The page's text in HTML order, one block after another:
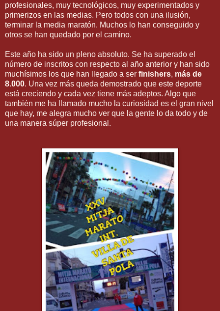
profesionales, muy tecnológicos, muy experimentados y
primerizos en las medias. Pero todos con una ilusión,
terminar la media maratón. Muchos lo han conseguido y
otros se han quedado por el camino.
Este año ha sido un pleno absoluto. Se ha superado el
número de inscritos con respecto al año anterior y han sido
muchísimos los que han llegado a ser finishers, más de
8.000. Una vez más queda demostrado que este deporte
está creciendo y cada vez tiene más adeptos. Algo que
también me ha llamado mucho la curiosidad es el gran nivel
que hay, me alegra mucho ver que la gente lo da todo y de
una manera súper profesional.